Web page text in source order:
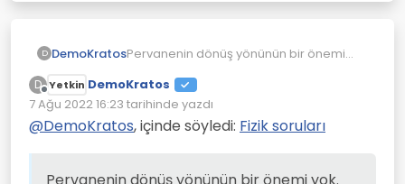
D DemoKratosPervanenin dönüş yönünün bir önemi
aktarılıyor. Aracın rüzgarı arkasına
almasının nedeni pervane ile ilgili değil,
hava sürtünmesini azaltmak için.
Bunun tekne versiyonu da var. Ünlü deniz
kaşifi Kusto'nun oğlu yaptırdı böyle bir
tekne. Teknede rüzgar yönünden
bağımsız çalışabilen dikey eksenli
essin pervane dönüyor ve gücü su
Tasarım çok beğenildi ve seri üretimi
planlandı ama yaygın üretim duymadım.
proje. Böyle hayallerini gerçekleştirecek
D
Çevrimdışı
Yetkin DemoKratos
7 Ağu 2022 16:23 tarihinde yazdı
Son düzenleyen:
@DemoKratos, içinde söyledi: Fizik soruları